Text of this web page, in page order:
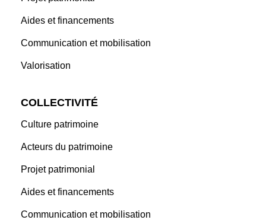
Aides et financements
Communication et mobilisation
Valorisation
COLLECTIVITÉ
Culture patrimoine
Acteurs du patrimoine
Projet patrimonial
Aides et financements
Communication et mobilisation